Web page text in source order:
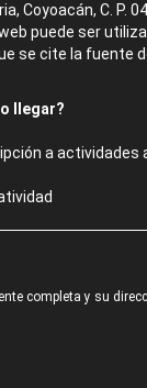
Coyoacán, C. P.
puede ser
se cite la fuente
llegar?
a actividades
completa y su